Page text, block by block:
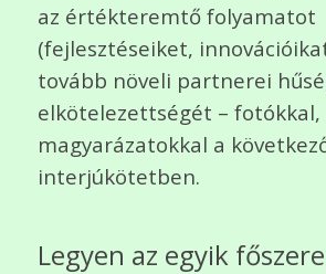
az értékteremtő folyamatot
(fejlesztéseiket,
tovább növeli partnerei
elkötelezettségét – fotókkal,
magyarázatokkal a
interjúkötetben.
Legyen az egyik